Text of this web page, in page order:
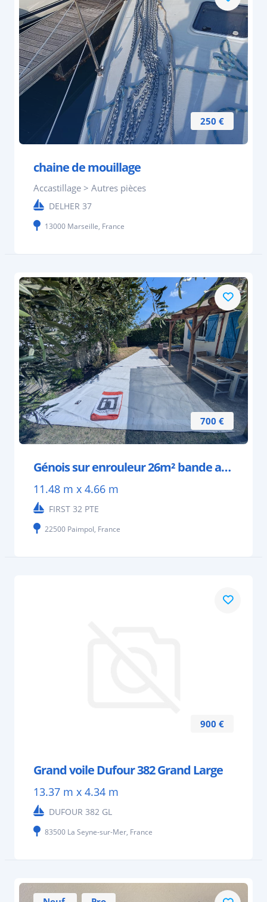
250 €
chaine de mouillage
Accastillage > Autres pièces
DELHER 37
13000 Marseille, France
700 €
Génois sur enrouleur 26m² bande anti UV
11.48 m x 4.66 m
FIRST 32 PTE
22500 Paimpol, France
900 €
Grand voile Dufour 382 Grand Large
13.37 m x 4.34 m
DUFOUR 382 GL
83500 La Seyne-sur-Mer, France